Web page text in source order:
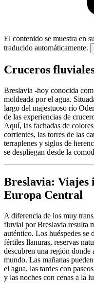
El contenido se muestra en
traducido automáticamente.
Cruceros
Breslavia -hoy conocida
moldeada por el agua.
largo del majestuoso río
de las experiencias de
Aquí, las fachadas de
corrientes, las torres de las
terraplenes y siglos de
se despliegan desde la
Breslavia: Viajes
Europa Central
A diferencia de los muy
fluvial por Breslavia resulta
auténtico. Los huéspedes se
fértiles llanuras, reservas
descubren una región
mundo. Las mañanas
el agua, las tardes con
y las noches con cenas a la